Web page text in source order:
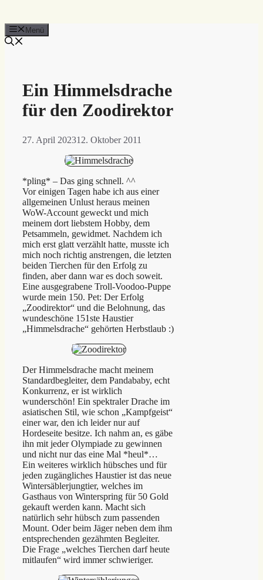
Menü
Ein Himmelsdrache
für den Zoodirektor
27. April 202312. Oktober 2011
*pling* – Das ging schnell. ^^
Vor einigen Tagen habe ich aus einer
allgemeinen Unlust heraus meinen
WoW-Account geweckt und mich
meinem dort liebstem Hobby, dem
Petsammeln, gewidmet. Nachdem ich
mich erst glatt verzählt hatte, musste ich
mich noch richtig anstrengen, die letzten
beiden Tierchen für den Erfolg zu
finden, aber dann war es doch soweit.
Eine ausgegrabene Troll-Voodoo-Puppe
wurde mein 150. Pet: Der Erfolg
„Zoodirektor“ und die Belohnung, das
wundeschöne 151ste Haustier
„Himmelsdrache“ gehörten Herbstlaub :)
Der Himmelsdrache macht meinem
Standardbegleiter, dem Pandababy, echt
Konkurrenz, er ist wirklich
wunderschön! Ein spektraler Drache im
asiatischen Stil, wie schon „Kampfgeist“
einer war, den ich leider nur auf
Hordeseite besitze. Ich nahm an, es gäbe
ihn mit jeder Olympiade zu gewinnen
und nicht nur das eine Mal *heul*…
Ein weiteres wirklich hübsches und für
jeden zugängliches Haustier ist das neue
Wintersäblerjungtier, welches im
Gasthaus von Winterspring für 50 Gold
gekauft werden kann. Macht sich
natürlich sehr hübsch zum passenden
Mount. Oder beim Jäger neben dem ihm
entsprechenden gezähmten Begleiter.
Die Frage „welches Tierchen darf heute
mitlaufen“ wird immer schwieriger.